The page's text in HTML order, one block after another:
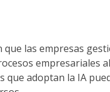
las empresas
que adoptan la IA